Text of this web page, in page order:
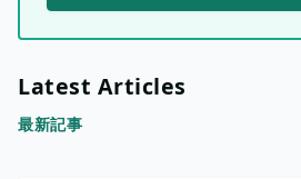
Latest Articles
最新記事